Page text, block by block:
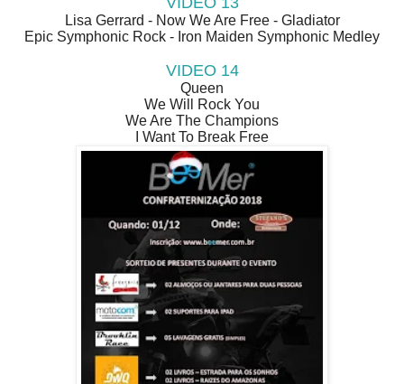
Lisa Gerrard - Now We Are Free - Gladiator
Epic Symphonic Rock - Iron Maiden Symphonic Medley
VIDEO 14
Queen
We Will Rock You
We Are The Champions
I Want To Break Free